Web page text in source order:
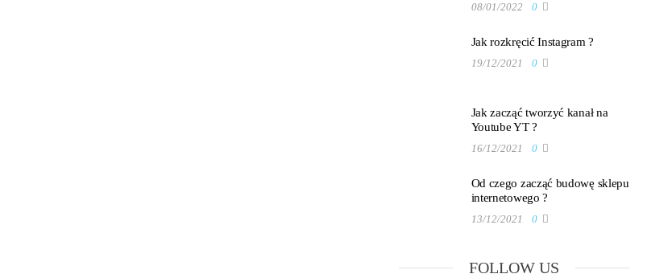
08/01/2022 0
Jak rozkręcić Instagram ?
19/12/2021 0
Jak zacząć tworzyć kanał na
Youtube YT ?
16/12/2021 0
Od czego zacząć budowę sklepu
internetowego ?
13/12/2021 0
FOLLOW US